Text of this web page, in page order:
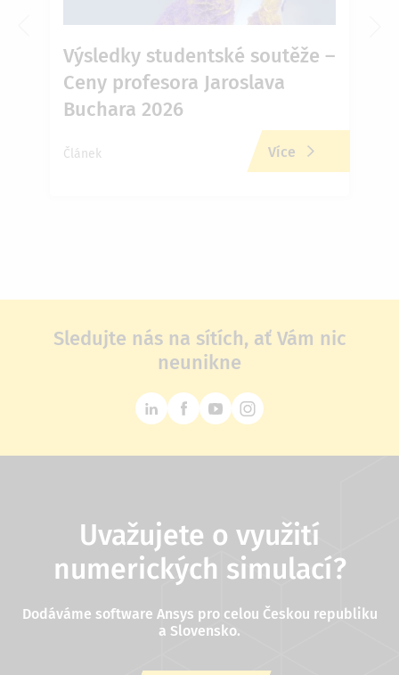
Výsledky studentské soutěže –
Ceny profesora Jaroslava
Buchara 2026
Článek Více
Sledujte nás na sítích, ať Vám nic
neunikne
Uvažujete o využití
numerických simulací?
Dodáváme software Ansys pro celou Českou republiku
a Slovensko.